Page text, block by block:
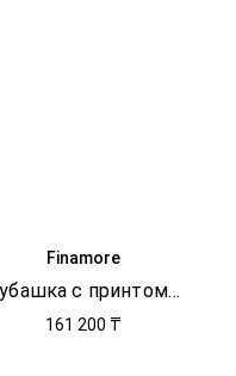
Finamore
Рубашка с принтом в полоску
161 200 ₸